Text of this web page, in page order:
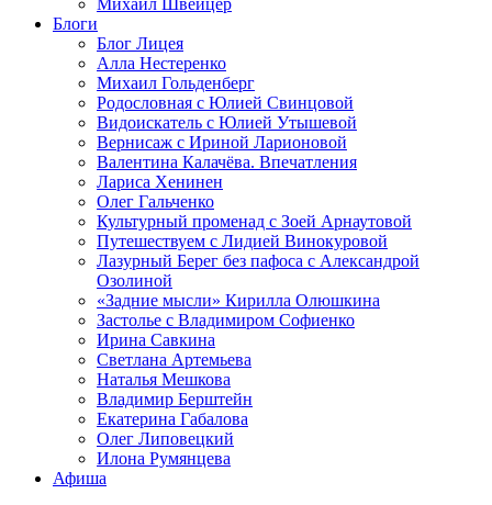
Михаил Швейцер
Блоги
Блог Лицея
Алла Нестеренко
Михаил Гольденберг
Родословная с Юлией Свинцовой
Видоискатель с Юлией Утышевой
Вернисаж с Ириной Ларионовой
Валентина Калачёва. Впечатления
Лариса Хенинен
Олег Гальченко
Культурный променад с Зоей Арнаутовой
Путешествуем с Лидией Винокуровой
Лазурный Берег без пафоса с Александрой
Озолиной
«Задние мысли» Кирилла Олюшкина
Застолье с Владимиром Софиенко
Ирина Савкина
Светлана Артемьева
Наталья Мешкова
Владимир Берштейн
Екатерина Габалова
Олег Липовецкий
Илона Румянцева
Афиша